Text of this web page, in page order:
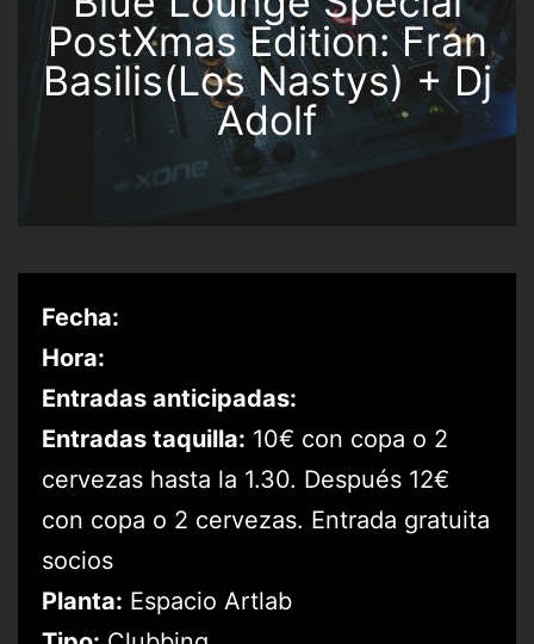
PostXmas Edition: Fran
Basilis(Los Nastys) + Dj
Adolf
Fecha:
Hora:
Entradas anticipadas:
Entradas taquilla: 10€ con copa o 2
cervezas hasta la 1.30. Después 12€
con copa o 2 cervezas. Entrada gratuita
socios
Planta: Espacio Artlab